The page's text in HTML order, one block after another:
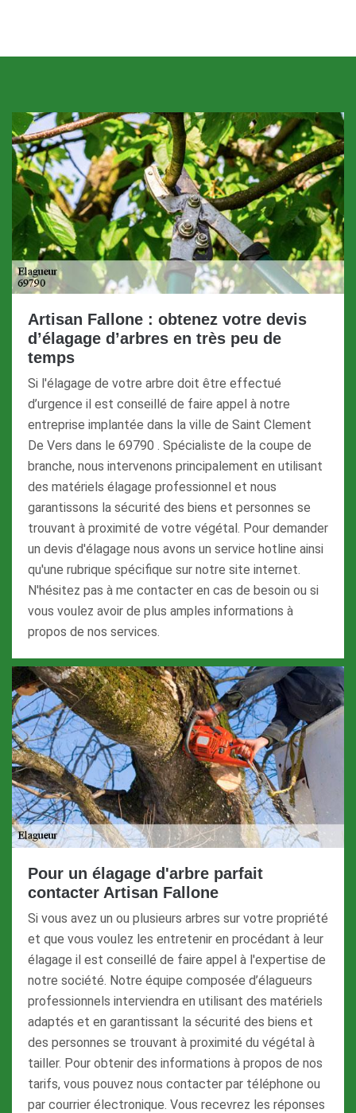
Artisan Fallone : obtenez votre devis
d’élagage d’arbres en très peu de
temps
Si l'élagage de votre arbre doit être effectué
d’urgence il est conseillé de faire appel à notre
entreprise implantée dans la ville de Saint Clement
De Vers dans le 69790 . Spécialiste de la coupe de
branche, nous intervenons principalement en utilisant
des matériels élagage professionnel et nous
garantissons la sécurité des biens et personnes se
trouvant à proximité de votre végétal. Pour demander
un devis d'élagage nous avons un service hotline ainsi
qu'une rubrique spécifique sur notre site internet.
N'hésitez pas à me contacter en cas de besoin ou si
vous voulez avoir de plus amples informations à
propos de nos services.
Pour un élagage d'arbre parfait
contacter Artisan Fallone
Si vous avez un ou plusieurs arbres sur votre propriété
et que vous voulez les entretenir en procédant à leur
élagage il est conseillé de faire appel à l'expertise de
notre société. Notre équipe composée d’élagueurs
professionnels interviendra en utilisant des matériels
adaptés et en garantissant la sécurité des biens et
des personnes se trouvant à proximité du végétal à
tailler. Pour obtenir des informations à propos de nos
tarifs, vous pouvez nous contacter par téléphone ou
par courrier électronique. Vous recevrez les réponses